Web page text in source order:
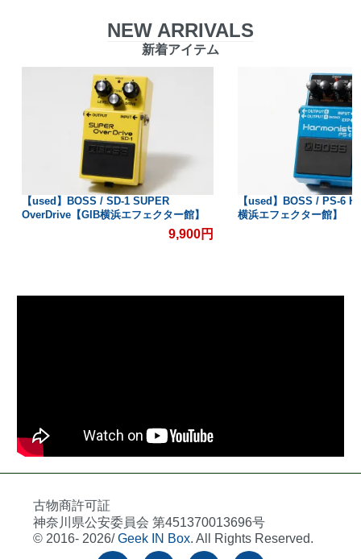
NEW ARRIVALS
新着アイテム
【used】BOSS / SD-1 SUPER
OverDrive【GIB横浜エフェクター館】
9,900円
【used】BOSS / PS-6
横浜エフェクター館】
古物商許可証
神奈川県公安委員会 第451370013696号
© 2016- 2026/Geek IN Box. All Rights Reserved.